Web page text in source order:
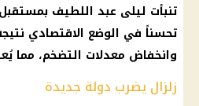
تنبأت ليلى عبد اللطيف
تحسناً في الوضع الاقتصادي
وانخفاض معدلات التضخم، مما
زلزال يضرب دولة جديدة